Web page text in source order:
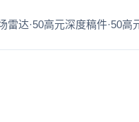
雷达·50高元深度稿件·50高